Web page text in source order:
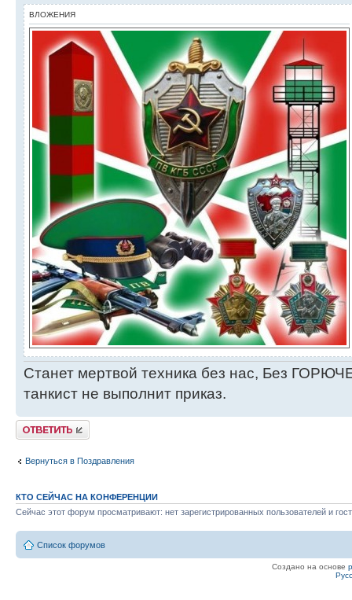
ВЛОЖЕНИЯ
Станет мертвой техника без нас, Без
танкист не выполнит приказ.
Ответить
Вернуться в Поздравления
КТО СЕЙЧАС НА КОНФЕРЕНЦИИ
Сейчас этот форум просматривают: нет зарегистрированных пользователей и
Список форумов
Создано на основе